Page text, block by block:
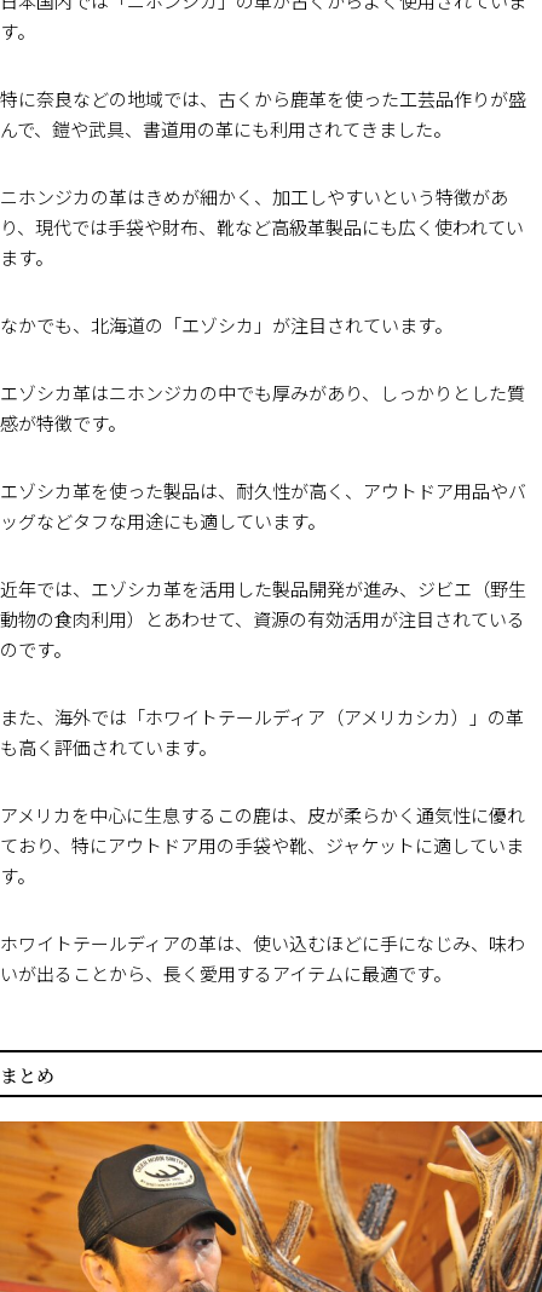
す。
特に奈良などの地域では、古くから鹿革を使った工芸品作りが盛
んで、鎧や武具、書道用の革にも利用されてきました。
ニホンジカの革はきめが細かく、加工しやすいという特徴があ
り、現代では手袋や財布、靴など高級革製品にも広く使われてい
ます。
なかでも、北海道の「エゾシカ」が注目されています。
エゾシカ革はニホンジカの中でも厚みがあり、しっかりとした質
感が特徴です。
エゾシカ革を使った製品は、耐久性が高く、アウトドア用品やバ
ッグなどタフな用途にも適しています。
近年では、エゾシカ革を活用した製品開発が進み、ジビエ（野生
動物の食肉利用）とあわせて、資源の有効活用が注目されている
のです。
また、海外では「ホワイトテールディア（アメリカシカ）」の革
も高く評価されています。
アメリカを中心に生息するこの鹿は、皮が柔らかく通気性に優れ
ており、特にアウトドア用の手袋や靴、ジャケットに適していま
す。
ホワイトテールディアの革は、使い込むほどに手になじみ、味わ
いが出ることから、長く愛用するアイテムに最適です。
まとめ